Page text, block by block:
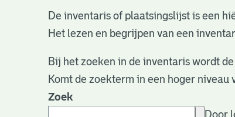
De inventaris of plaatsingslijst is een
Het lezen en begrijpen van een
Bij het zoeken in de inventaris wordt
Komt de zoekterm in een hoger
Zoek